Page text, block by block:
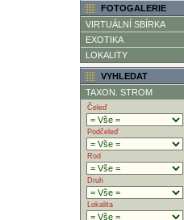
FOTOGALERIE
VIRTUÁLNÍ SBÍRKA
EXOTIKA
LOKALITY
VYHLEDAT
TAXON. STROM
Čeleď
Podčeleď
Rod
Druh
Lokalita